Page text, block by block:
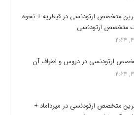
متخصص ارتودنسی در قیطریه + نحوه
متخصص ارتودنسی
ارتودنسی در دروس و اطراف آن
متخصص ارتودنسی در میرداماد +